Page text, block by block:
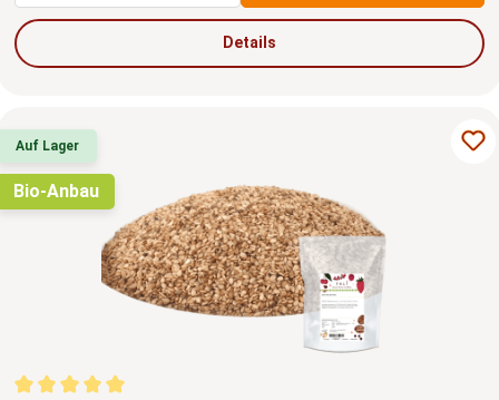
Details
Bio-Anbau
Auf Lager